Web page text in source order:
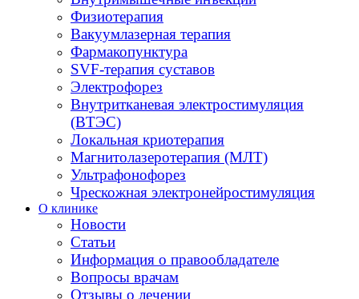
Физиотерапия
Вакуумлазерная терапия
Фармакопунктура
SVF-терапия суставов
Электрофорез
Внутритканевая электростимуляция
(ВТЭС)
Локальная криотерапия
Магнитолазеротерапия (МЛТ)
Ультрафонофорез
Чрескожная электронейростимуляция
О клинике
Новости
Статьи
Информация о правообладателе
Вопросы врачам
Отзывы о лечении